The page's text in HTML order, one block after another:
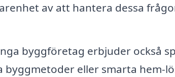
av att hantera dessa
byggföretag erbjuder också
eller smarta hem-